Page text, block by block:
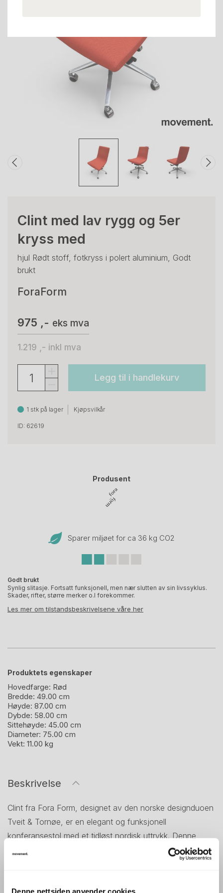
Denne nettsiden anvender cookies
Clint med lav rygg og 5er
kryss med
hjul Rødt stoff, fotkryss i polert aluminium, Godt
brukt
ForaForm
975 ,- eks mva
1.219 ,- inkl mva
Legg til i handlekurv
1 stk på lager Kjøpsvilkår
ID: 62619
Produsent
Sparer miljøet for ca 36 kg CO2
Godt brukt
Synlig slitasje. Fortsatt funksjonell, men nær slutten av sin livssyklus.
Skader, rifter, større merker o.l forekommer.
Les mer om tilstandsbeskrivelsene våre her
Produktets egenskaper
Hovedfarge: Rød
Bredde: 49.00 cm
Høyde: 87.00 cm
Dybde: 58.00 cm
Sittehøyde: 45.00 cm
Diameter: 75.00 cm
Vekt: 11.00 kg
Beskrivelse
Clint fra Fora Form, designet av den norske designduoen
Tveit & Tornøe, er en elegant og funksjonell
konferansestol med et tidløst nordisk uttrykk. Denne
modellen har lav rygg, er uten armlener, og kommer med
et 5-punkts understell utstyrt med gasslift og hjul, noe